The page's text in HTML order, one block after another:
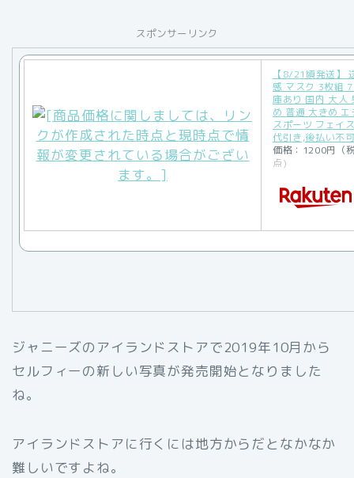
スポンサーリンク
【8/21頃発送】
感 マスク 3枚組
庫あり 国内 大人
め 普通 大きめ
スポーツ フェイ
代引き,後払い不
価格：1200円（
点)
ジャニーズのアイランドストアで2019年10月から
セルフィーの新しい写真が発売開始となりました
ね。
アイランドストアに行くには地方からだとなかなか
難しいですよね。